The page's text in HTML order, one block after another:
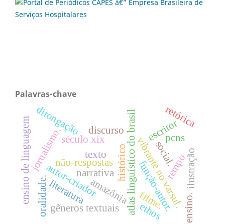
Palavras-chave
atlas linguístico do brasil
não-respostas vibrante no varsul.
autor-criador
escritor
função-autor.
amazônia
discurso
jornalismo. texto histórico social.tempo
narrativa
filme.
ensino de linguagem
gêneros textuais
oralidade.
ditongação
século xix
ilustração
literatura
ensino.
retórica
ethos
pcns